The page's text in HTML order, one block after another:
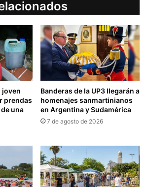
joven
prendas
una
Banderas de la UP3 llegarán a
homenajes sanmartinianos
en Argentina y Sudamérica
7 de agosto de 2026